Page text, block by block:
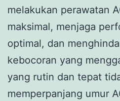
melakukan perawatan
maksimal, menjaga
optimal, dan
kebocoran yang
yang rutin dan tepat
memperpanjang umur